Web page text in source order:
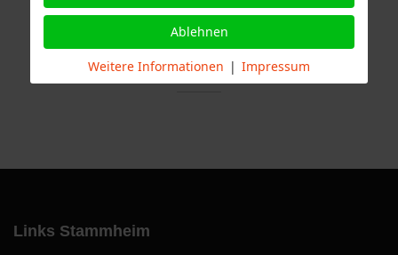
Links Stammheim
Ablehnen
Weitere Informationen | Impressum